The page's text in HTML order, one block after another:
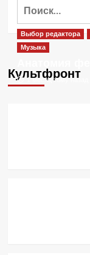
Культфронт
Выбор редактора
Музыка
1 месяц тому назад